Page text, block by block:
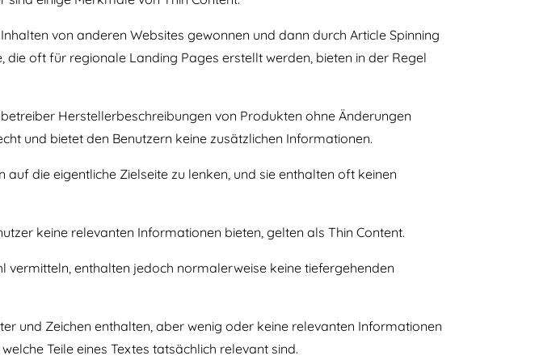
von anderen Websites gewonnen und dann durch Article Spinning
die oft für regionale Landing Pages erstellt werden, bieten in der Regel
Herstellerbeschreibungen von Produkten ohne Änderungen
und bietet den Benutzern keine zusätzlichen Informationen.
die eigentliche Zielseite zu lenken, und sie enthalten oft keinen
keine relevanten Informationen bieten, gelten als Thin Content.
vermitteln, enthalten jedoch normalerweise keine tiefergehenden
und Zeichen enthalten, aber wenig oder keine relevanten Informationen
Teile eines Textes tatsächlich relevant sind.